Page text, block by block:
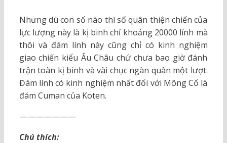
Nhưng dù con số nào thì số quân thiện chiến của
lực lượng này là kị binh chỉ khoảng 20000 lính mà
thôi và đám lính này cũng chỉ có kinh nghiệm
giao chiến kiểu Âu Châu chứ chưa bao giờ đánh
trận toàn kị binh và vài chục ngàn quân một lượt.
Đám lính có kinh nghiệm nhất đối với Mông Cổ là
đám Cuman của Koten.
———————
Chú thích: